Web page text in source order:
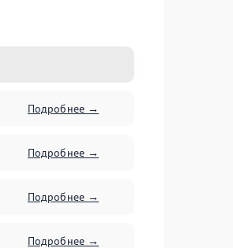
Подробнее →
Подробнее →
Подробнее →
Подробнее →